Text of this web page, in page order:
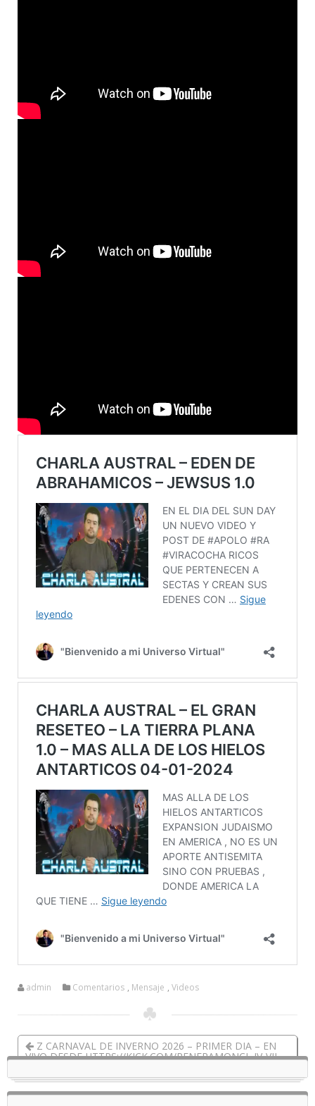
admin Comentarios , Mensaje , Videos
Z CARNAVAL DE INVERNO 2026 – PRIMER DIA – EN
VIVO DESDE HTTPS://KICK.COM/RENERAMONCL IV-VII-